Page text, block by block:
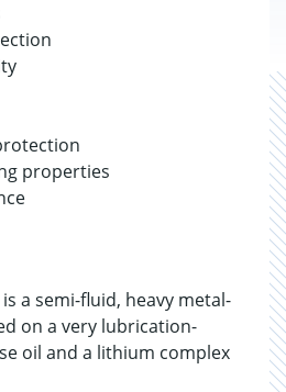
properties
is a semi-fluid, heavy metal-
on a very lubrication-
oil and a lithium complex